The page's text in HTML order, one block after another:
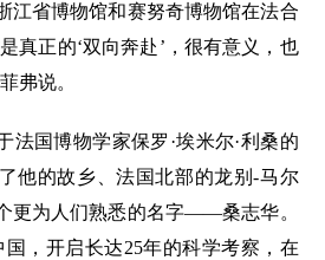
江省博物馆和赛努奇博物馆在法合
真正的‘双向奔赴’，很有意义，也
弗说。
国博物学家保罗·埃米尔·利桑的
他的故乡、法国北部的龙别-马尔
更为人们熟悉的名字——桑志华。
国，开启长达25年的科学考察，在